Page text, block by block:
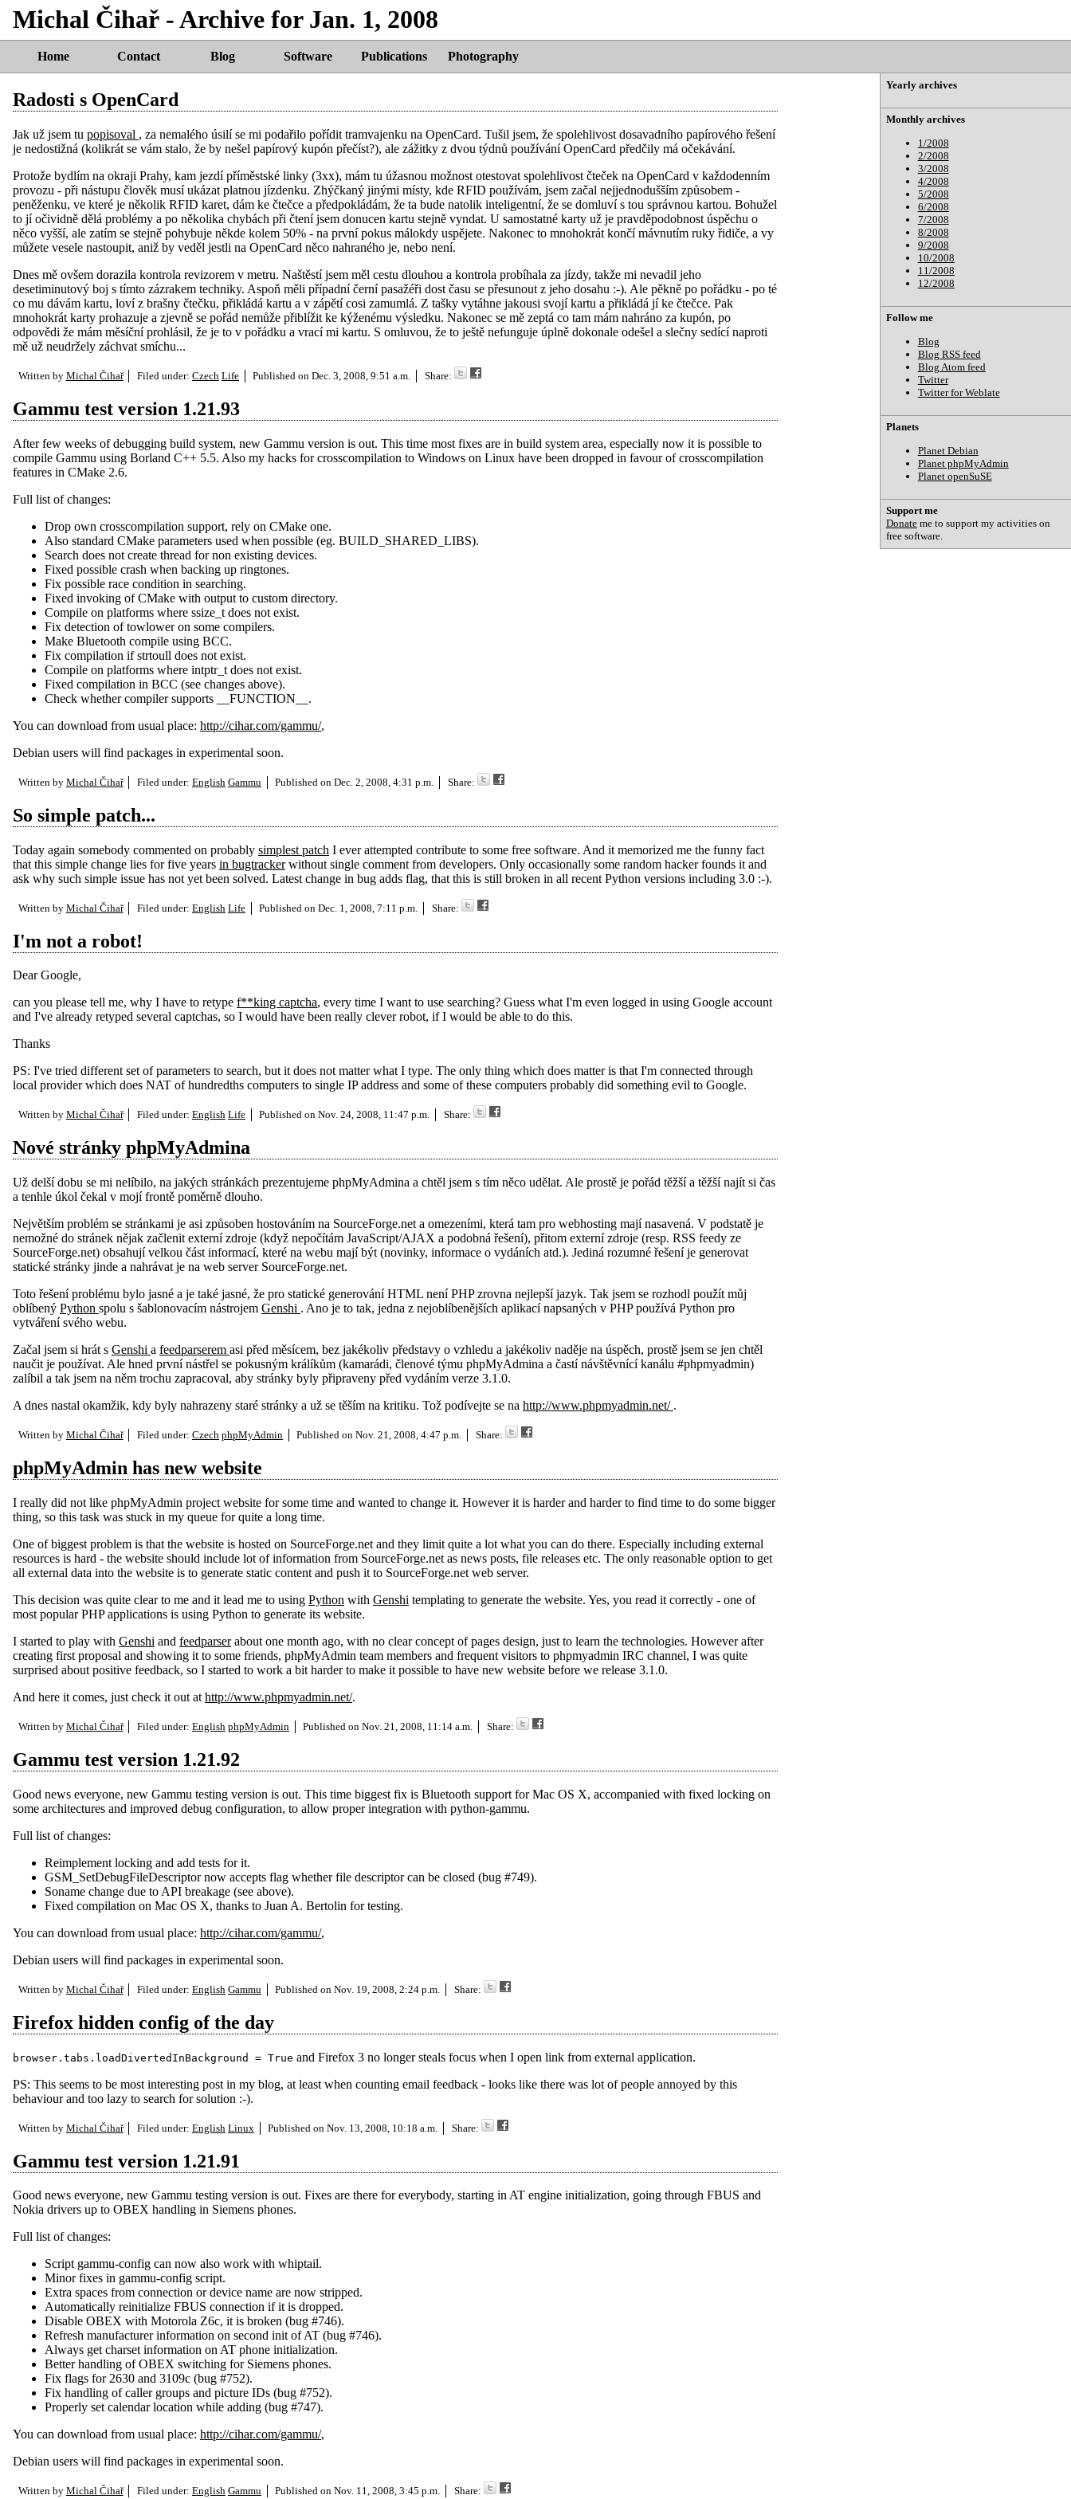
Michal Čihař - Archive for Jan. 1, 2008
Home Contact Blog Software Publications Photography
Radosti s OpenCard
Jak už jsem tu popisoval , za nemalého úsilí se mi podařilo pořídit tramvajenku na OpenCard. Tušil jsem, že spolehlivost dosavadního papírového řešení
je nedostižná (kolikrát se vám stalo, že by nešel papírový kupón přečíst?), ale zážitky z dvou týdnů používání OpenCard předčily má očekávání.
Protože bydlím na okraji Prahy, kam jezdí příměstské linky (3xx), mám tu úžasnou možnost otestovat spolehlivost čteček na OpenCard v každodenním
provozu - při nástupu člověk musí ukázat platnou jízdenku. Zhýčkaný jinými místy, kde RFID používám, jsem začal nejjednodušším způsobem -
peněženku, ve které je několik RFID karet, dám ke čtečce a předpokládám, že ta bude natolik inteligentní, že se domluví s tou správnou kartou. Bohužel
to jí očividně dělá problémy a po několika chybách při čtení jsem donucen kartu stejně vyndat. U samostatné karty už je pravděpodobnost úspěchu o
něco vyšší, ale zatím se stejně pohybuje někde kolem 50% - na první pokus málokdy uspějete. Nakonec to mnohokrát končí mávnutím ruky řidiče, a vy
můžete vesele nastoupit, aniž by veděl jestli na OpenCard něco nahraného je, nebo není.
Dnes mě ovšem dorazila kontrola revizorem v metru. Naštěstí jsem měl cestu dlouhou a kontrola probíhala za jízdy, takže mi nevadil jeho
desetiminutový boj s tímto zázrakem techniky. Aspoň měli případní černí pasažéři dost času se přesunout z jeho dosahu :-). Ale pěkně po pořádku - po té
co mu dávám kartu, loví z brašny čtečku, přikládá kartu a v zápětí cosi zamumlá. Z tašky vytáhne jakousi svojí kartu a přikládá jí ke čtečce. Pak
mnohokrát karty prohazuje a zjevně se pořád nemůže přiblížit ke kýženému výsledku. Nakonec se mě zeptá co tam mám nahráno za kupón, po
odpovědi že mám měsíční prohlásil, že je to v pořádku a vrací mi kartu. S omluvou, že to ještě nefunguje úplně dokonale odešel a slečny sedící naproti
mě už neudržely záchvat smíchu...
Written by Michal Čihař Filed under: Czech Life Published onDec. 3, 2008, 9:51 a.m. Share:
Gammu test version 1.21.93
After few weeks of debugging build system, new Gammu version is out. This time most fixes are in build system area, especially now it is possible to
compile Gammu using Borland C++ 5.5. Also my hacks for crosscompilation to Windows on Linux have been dropped in favour of crosscompilation
features in CMake 2.6.
Full list of changes:
Drop own crosscompilation support, rely on CMake one.
Also standard CMake parameters used when possible (eg. BUILD_SHARED_LIBS).
Search does not create thread for non existing devices.
Fixed possible crash when backing up ringtones.
Fix possible race condition in searching.
Fixed invoking of CMake with output to custom directory.
Compile on platforms where ssize_t does not exist.
Fix detection of towlower on some compilers.
Make Bluetooth compile using BCC.
Fix compilation if strtoull does not exist.
Compile on platforms where intptr_t does not exist.
Fixed compilation in BCC (see changes above).
Check whether compiler supports __FUNCTION__.
You can download from usual place: http://cihar.com/gammu/,
Debian users will find packages in experimental soon.
Written by Michal Čihař Filed under: English Gammu Published onDec. 2, 2008, 4:31 p.m. Share:
So simple patch...
Today again somebody commented on probably simplest patch I ever attempted contribute to some free software. And it memorized me the funny fact
that this simple change lies for five years in bugtrackerwithout single comment from developers. Only occasionally some random hacker founds it and
ask why such simple issue has not yet been solved. Latest change in bug adds flag, that this is still broken in all recent Python versions including 3.0 :-).
Written by Michal Čihař Filed under: English Life Published onDec. 1, 2008, 7:11 p.m. Share:
I'm not a robot!
Dear Google,
can you please tell me, why I have to retype f**king captcha, every time I want to use searching? Guess what I'm even logged in using Google account
and I've already retyped several captchas, so I would have been really clever robot, if I would be able to do this.
Thanks
PS: I've tried different set of parameters to search, but it does not matter what I type. The only thing which does matter is that I'm connected through
local provider which does NAT of hundredths computers to single IP address and some of these computers probably did something evil to Google.
Written by Michal Čihař Filed under: English Life Published onNov. 24, 2008, 11:47 p.m. Share:
Nové stránky phpMyAdmina
Už delší dobu se mi nelíbilo, na jakých stránkách prezentujeme phpMyAdmina a chtěl jsem s tím něco udělat. Ale prostě je pořád těžší a těžší najít si čas
a tenhle úkol čekal v mojí frontě poměrně dlouho.
Největším problém se stránkami je asi způsoben hostováním na SourceForge.net a omezeními, která tam pro webhosting mají nasavená. V podstatě je
nemožné do stránek nějak začlenit externí zdroje (když nepočítám JavaScript/AJAX a podobná řešení), přitom externí zdroje (resp. RSS feedy ze
SourceForge.net) obsahují velkou část informací, které na webu mají být (novinky, informace o vydáních atd.). Jediná rozumné řešení je generovat
statické stránky jinde a nahrávat je na web server SourceForge.net.
Toto řešení problému bylo jasné a je také jasné, že pro statické generování HTML není PHP zrovna nejlepší jazyk. Tak jsem se rozhodl použít můj
oblíbený Python spolu s šablonovacím nástrojem Genshi . Ano je to tak, jedna z nejoblíbenějších aplikací napsaných v PHP používá Python pro
vytváření svého webu.
Začal jsem si hrát s Genshi a feedparserem asi před měsícem, bez jakékoliv představy o vzhledu a jakékoliv naděje na úspěch, prostě jsem se jen chtěl
naučit je používat. Ale hned první nástřel se pokusným králíkům (kamarádi, členové týmu phpMyAdmina a častí návštěvnící kanálu #phpmyadmin)
zalíbil a tak jsem na něm trochu zapracoval, aby stránky byly připraveny před vydáním verze 3.1.0.
A dnes nastal okamžik, kdy byly nahrazeny staré stránky a už se těším na kritiku. Tož podívejte se na http://www.phpmyadmin.net/ .
Written by Michal Čihař Filed under: Czech phpMyAdmin Published onNov. 21, 2008, 4:47 p.m. Share:
phpMyAdmin has new website
I really did not like phpMyAdmin project website for some time and wanted to change it. However it is harder and harder to find time to do some bigger
thing, so this task was stuck in my queue for quite a long time.
One of biggest problem is that the website is hosted on SourceForge.net and they limit quite a lot what you can do there. Especially including external
resources is hard - the website should include lot of information from SourceForge.net as news posts, file releases etc. The only reasonable option to get
all external data into the website is to generate static content and push it to SourceForge.net web server.
This decision was quite clear to me and it lead me to using Python with Genshi templating to generate the website. Yes, you read it correctly - one of
most popular PHP applications is using Python to generate its website.
I started to play with Genshi and feedparserabout one month ago, with no clear concept of pages design, just to learn the technologies. However after
creating first proposal and showing it to some friends, phpMyAdmin team members and frequent visitors to phpmyadmin IRC channel, I was quite
surprised about positive feedback, so I started to work a bit harder to make it possible to have new website before we release 3.1.0.
And here it comes, just check it out at http://www.phpmyadmin.net/.
Written by Michal Čihař Filed under: English phpMyAdmin Published onNov. 21, 2008, 11:14 a.m. Share:
Gammu test version 1.21.92
Good news everyone, new Gammu testing version is out. This time biggest fix is Bluetooth support for Mac OS X, accompanied with fixed locking on
some architectures and improved debug configuration, to allow proper integration with python-gammu.
Full list of changes:
Reimplement locking and add tests for it.
GSM_SetDebugFileDescriptor now accepts flag whether file descriptor can be closed (bug #749).
Soname change due to API breakage (see above).
Fixed compilation on Mac OS X, thanks to Juan A. Bertolin for testing.
You can download from usual place: http://cihar.com/gammu/,
Debian users will find packages in experimental soon.
Written by Michal Čihař Filed under: English Gammu Published onNov. 19, 2008, 2:24 p.m. Share:
Firefox hidden config of the day
browser.tabs.loadDivertedInBackground = True and Firefox 3 no longer steals focus when I open link from external application.
PS: This seems to be most interesting post in my blog, at least when counting email feedback - looks like there was lot of people annoyed by this
behaviour and too lazy to search for solution :-).
Written by Michal Čihař Filed under: English Linux Published onNov. 13, 2008, 10:18 a.m. Share:
Gammu test version 1.21.91
Good news everyone, new Gammu testing version is out. Fixes are there for everybody, starting in AT engine initialization, going through FBUS and
Nokia drivers up to OBEX handling in Siemens phones.
Full list of changes:
Script gammu-config can now also work with whiptail.
Minor fixes in gammu-config script.
Extra spaces from connection or device name are now stripped.
Automatically reinitialize FBUS connection if it is dropped.
Disable OBEX with Motorola Z6c, it is broken (bug #746).
Refresh manufacturer information on second init of AT (bug #746).
Always get charset information on AT phone initialization.
Better handling of OBEX switching for Siemens phones.
Fix flags for 2630 and 3109c (bug #752).
Fix handling of caller groups and picture IDs (bug #752).
Properly set calendar location while adding (bug #747).
You can download from usual place: http://cihar.com/gammu/,
Debian users will find packages in experimental soon.
Written by Michal Čihař Filed under: English Gammu Published onNov. 11, 2008, 3:45 p.m. Share:
Yearly archives
Monthly archives
1/2008
2/2008
3/2008
4/2008
5/2008
6/2008
7/2008
8/2008
9/2008
10/2008
11/2008
12/2008
Follow me
Blog
Blog RSS feed
Blog Atom feed
Twitter
Twitter for Weblate
Planets
Planet Debian
Planet phpMyAdmin
Planet openSuSE
Support me
Donateme to support my activities on
free software.